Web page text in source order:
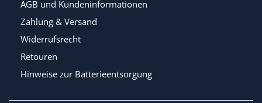
AGB und Kundeninformationen
Zahlung & Versand
Widerrufsrecht
Retouren
Hinweise zur Batterieentsorgung